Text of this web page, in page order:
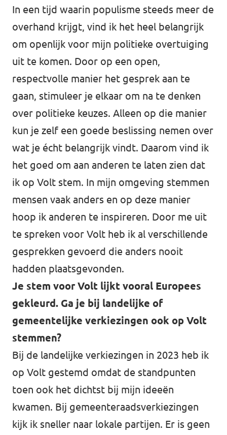
In een tijd waarin populisme steeds meer de
overhand krijgt, vind ik het heel belangrijk
om openlijk voor mijn politieke overtuiging
uit te komen. Door op een open,
respectvolle manier het gesprek aan te
gaan, stimuleer je elkaar om na te denken
over politieke keuzes. Alleen op die manier
kun je zelf een goede beslissing nemen over
wat je écht belangrijk vindt. Daarom vind ik
het goed om aan anderen te laten zien dat
ik op Volt stem. In mijn omgeving stemmen
mensen vaak anders en op deze manier
hoop ik anderen te inspireren. Door me uit
te spreken voor Volt heb ik al verschillende
gesprekken gevoerd die anders nooit
hadden plaatsgevonden.
Je stem voor Volt lijkt vooral Europees
gekleurd. Ga je bij landelijke of
gemeentelijke verkiezingen ook op Volt
stemmen?
Bij de landelijke verkiezingen in 2023 heb ik
op Volt gestemd omdat de standpunten
toen ook het dichtst bij mijn ideeën
kwamen. Bij gemeenteraadsverkiezingen
kijk ik sneller naar lokale partijen. Er is geen